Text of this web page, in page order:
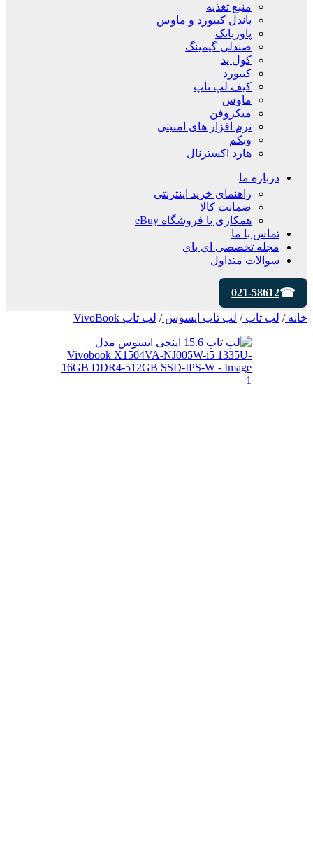
منبع تغذیه
باندل کیبورد و ماوس
پاوربانک
صندلی گیمینگ
کول پد
کیبورد
کیف لپ تاپ
ماوس
میکروفن
نرم افزار های امنیتی
وبکم
هارد اکسترنال
درباره ما
راهنمای خرید اینترنتی
ضمانت کالا
همکاری با فروشگاه eBuy
تماس با ما
مجله تخصصی ای‌ بای
سوالات متداول
021-58612
خانه/ لپ تاپ/ لپ تاپ ایسوس/ لپ تاپ VivoBook